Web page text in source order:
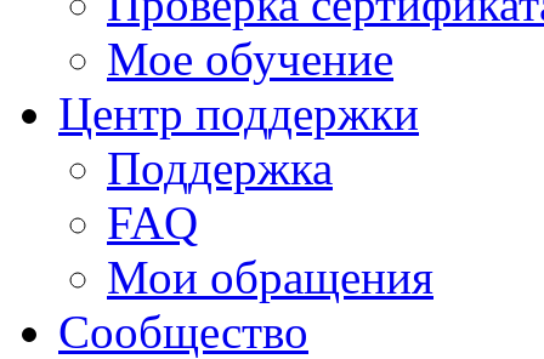
Мое обучение
Центр поддержки
Поддержка
FAQ
Мои обращения
Сообщество